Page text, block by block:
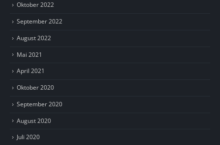
Oktober 2022
September 2022
August 2022
Mai 2021
April 2021
Oktober 2020
September 2020
August 2020
Juli 2020